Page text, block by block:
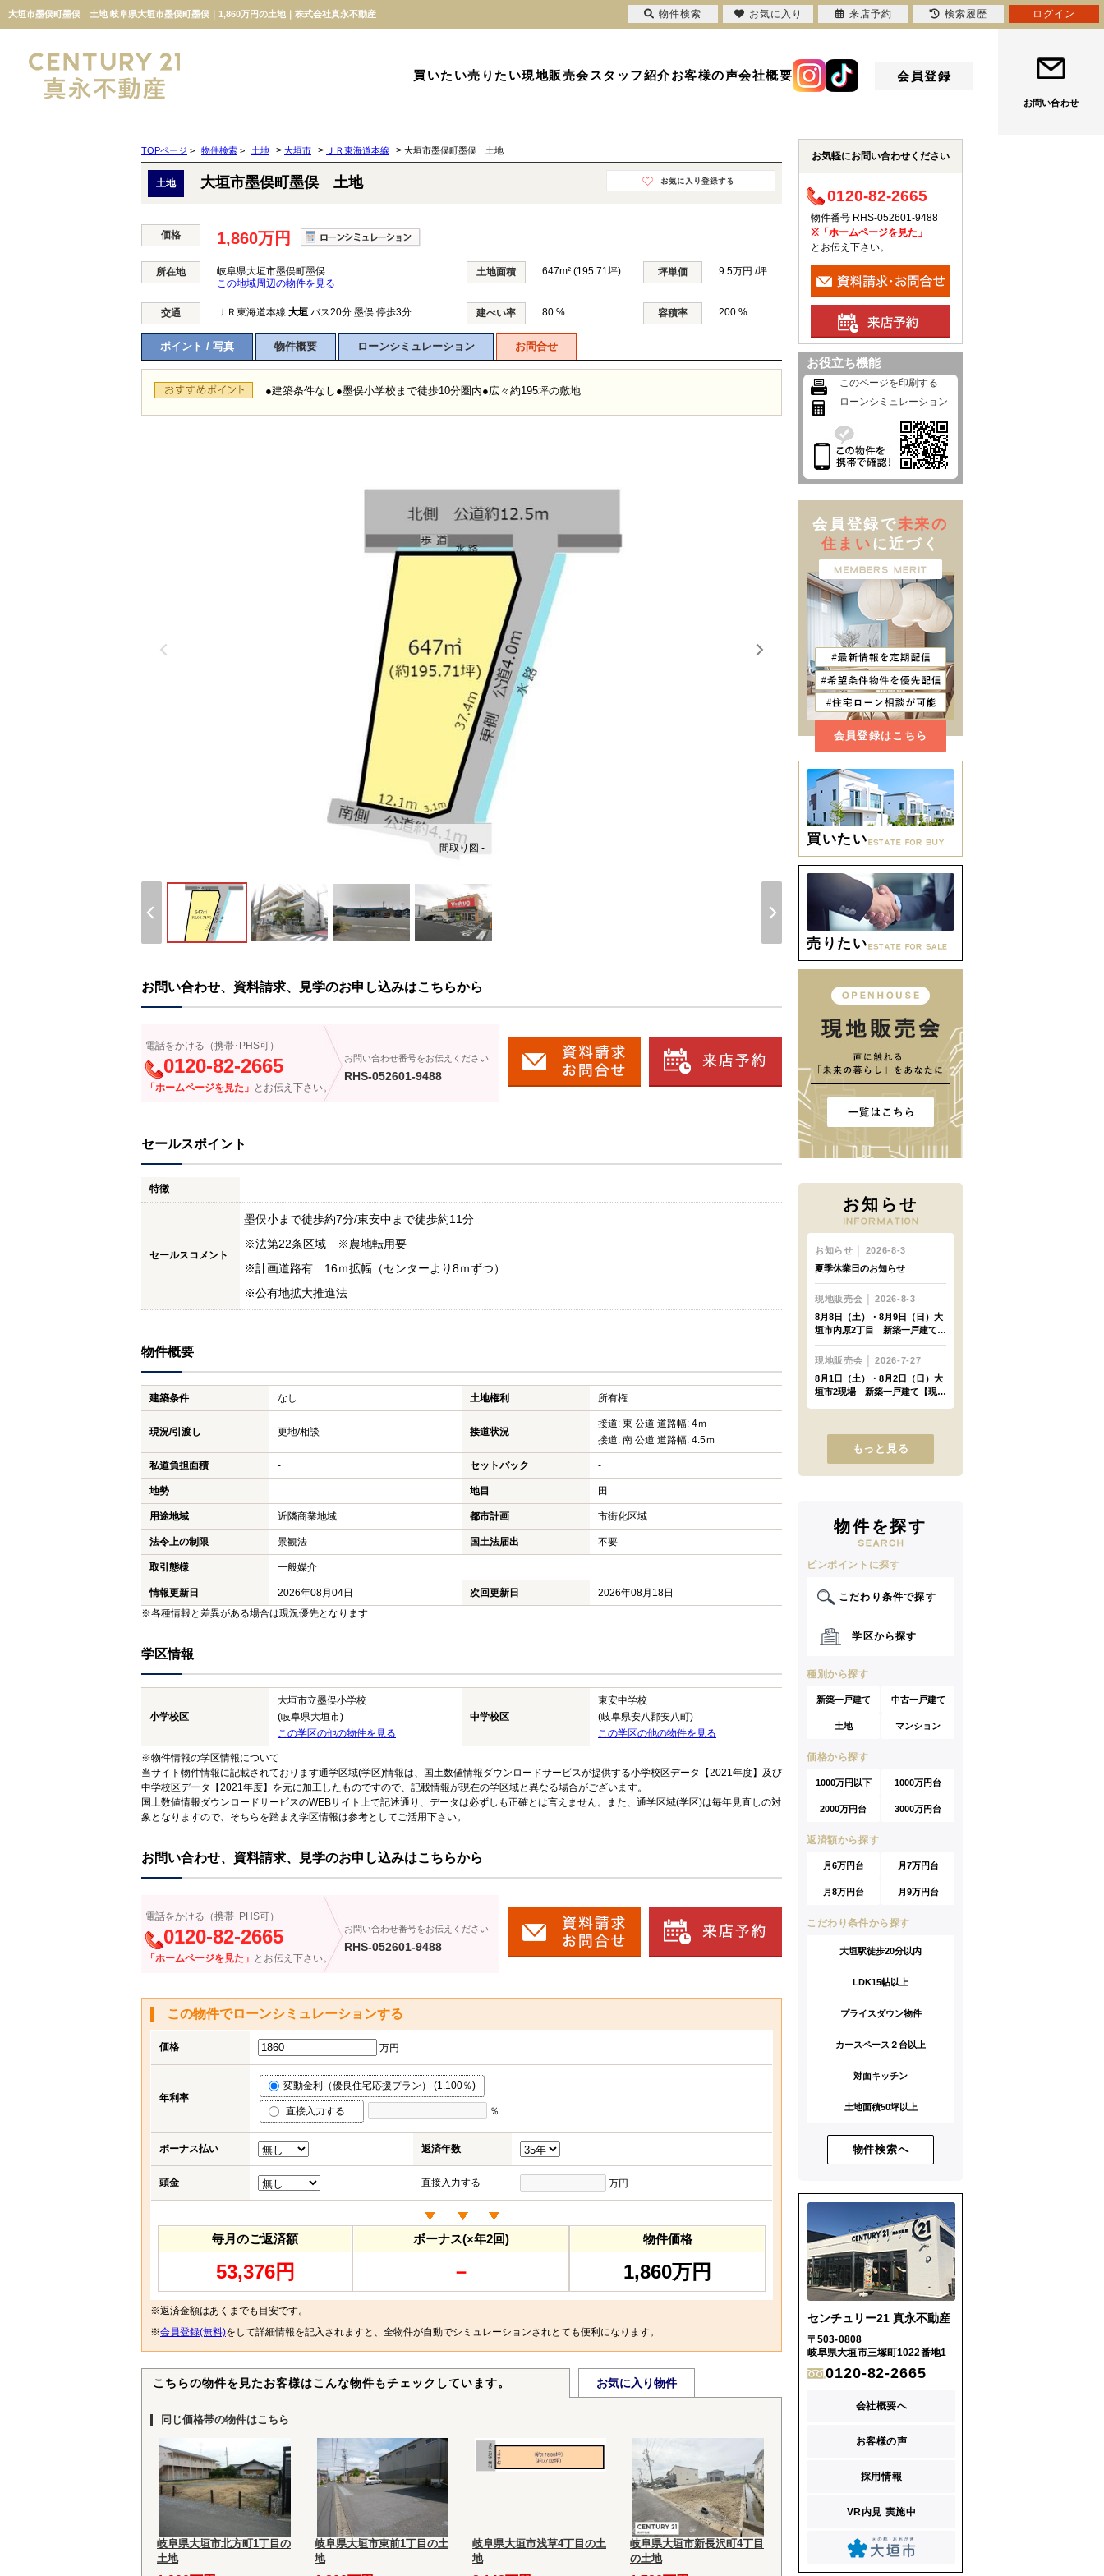
大垣市墨俣町墨俣 土地 岐阜県大垣市墨俣町墨俣｜1,860万円の土地｜株式会社真永不動産
買いたい売りたい現地販売会スタッフ紹介お客様の声会社概要 会員登録
お問い合わせ
TOPページ > 物件検索 > 土地 > 大垣市 > ＪＲ東海道本線 > 大垣市墨俣町墨俣 土地
土地 大垣市墨俣町墨俣 土地
価格 1,860万円
所在地
岐阜県大垣市墨俣町墨俣
この地域周辺の物件を見る
土地面積 647m² (195.71坪) 坪単価 9.5万円 /坪
交通 ＪＲ東海道本線 大垣 バス20分 墨俣 停歩3分 建ぺい率 80 % 容積率 200 %
ポイント / 写真 物件概要 ローンシミュレーション お問合せ
●建築条件なし●墨俣小学校まで徒歩10分圏内●広々約195坪の敷地
間取り図 -
お問い合わせ、資料請求、見学のお申し込みはこちらから
電話をかける（携帯･PHS可）
0120-82-2665
「ホームページを見た」 とお伝え下さい。
お問い合わせ番号をお伝えください
RHS-052601-9488
セールスポイント
特徴
セールスコメント
墨俣小まで徒歩約7分/東安中まで徒歩約11分
※法第22条区域 ※農地転用要
※計画道路有 16ｍ拡幅（センターより8ｍずつ）
※公有地拡大推進法
物件概要
建築条件 なし 土地権利 所有権
現況/引渡し 更地/相談 接道状況
接道: 東 公道 道路幅: 4ｍ
接道: 南 公道 道路幅: 4.5ｍ
私道負担面積 - セットバック -
地勢 地目 田
用途地域 近隣商業地域 都市計画 市街化区域
法令上の制限 景観法 国土法届出 不要
取引態様 一般媒介
情報更新日 2026年08月04日 次回更新日
2026年08月18日
※各種情報と差異がある場合は現況優先となります
学区情報
小学校区
大垣市立墨俣小学校
(岐阜県大垣市)
この学区の他の物件を見る
中学校区
東安中学校
(岐阜県安八郡安八町)
この学区の他の物件を見る
※物件情報の学区情報について
当サイト物件情報に記載されております通学区域(学区)情報は、国土数値情報ダウンロードサービスが提供する小学校区データ【2021年度】及び
中学校区データ【2021年度】を元に加工したものですので、記載情報が現在の学区域と異なる場合がございます。
国土数値情報ダウンロードサービスのWEBサイト上で記述通り、データは必ずしも正確とは言えません。また、通学区域(学区)は毎年見直しの対
象となりますので、そちらを踏まえ学区情報は参考としてご活用下さい。
お問い合わせ、資料請求、見学のお申し込みはこちらから
電話をかける（携帯･PHS可）
0120-82-2665
「ホームページを見た」 とお伝え下さい。
お問い合わせ番号をお伝えください
RHS-052601-9488
この物件でローンシミュレーションする
価格 万円
年利率
変動金利（優良住宅応援プラン） (1.100％)
直接入力する ％
ボーナス払い 返済年数
頭金 直接入力する 万円
毎月のご返済額
53,376円
ボーナス(×年2回)
－
物件価格
1,860万円
※返済金額はあくまでも目安です。
※会員登録(無料)をして詳細情報を記入されますと、全物件が自動でシミュレーションされとても便利になります。
こちらの物件を見たお客様はこんな物件もチェックしています。 お気に入り物件
同じ価格帯の物件はこちら
岐阜県大垣市北方町1丁目の
土地
岐阜県大垣市東前1丁目の土
地
岐阜県大垣市浅草4丁目の土
地
岐阜県大垣市新長沢町4丁目
の土地
お気軽にお問い合わせください
0120-82-2665
物件番号 RHS-052601-9488
※「ホームページを見た」
とお伝え下さい。
お役立ち機能
このページを印刷する
ローンシミュレーション
会員登録で未来の
住まい に近づく
会員登録はこちら
買いたい
売りたい
お知らせ
もっと見る
物件を探す
ピンポイントに探す
こだわり条件で探す
学区から探す
種別から探す
新築一戸建て 中古一戸建て
土地 マンション
価格から探す
1000万円以下 1000万円台
2000万円台 3000万円台
返済額から探す
月6万円台 月7万円台
月8万円台 月9万円台
こだわり条件から探す
大垣駅徒歩20分以内
LDK15帖以上
プライスダウン物件
カースペース２台以上
対面キッチン
土地面積50坪以上
物件検索へ
センチュリー21 真永不動産
〒503-0808
岐阜県大垣市三塚町1022番地1
0120-82-2665
会社概要へ
お客様の声
採用情報
VR内見 実施中
物件検索 お気に入り 来店予約 検索履歴 ログイン